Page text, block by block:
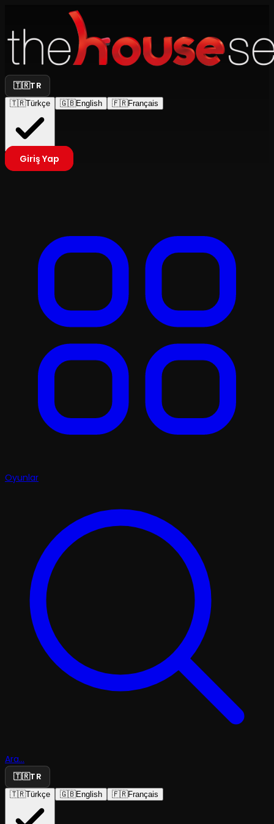
🇹🇷TR
🇹🇷Türkçe 🇬🇧English 🇫🇷Français
Giriş Yap
Oyunlar
Ara...
🇹🇷TR
🇹🇷Türkçe 🇬🇧English 🇫🇷Français